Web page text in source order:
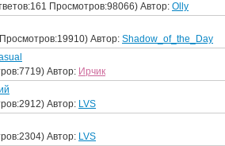
Просмотров:98066) Автор: Olly
Автор: Shadow_of_the_Day
Автор: Ирчик
Автор: LVS
Автор: LVS